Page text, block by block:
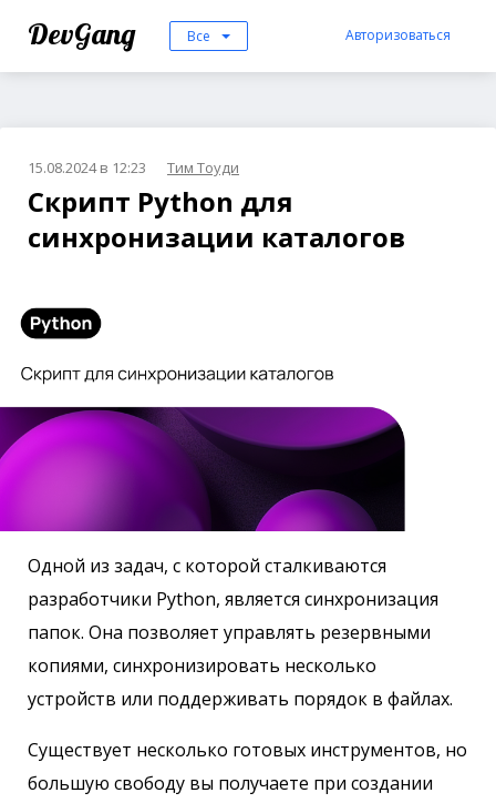
DevGang Все Авторизоваться
15.08.2024 в 12:23 Тим Тоуди
Скрипт Python для
синхронизации каталогов
Одной из задач, с которой сталкиваются
разработчики Python, является синхронизация
папок. Она позволяет управлять резервными
копиями, синхронизировать несколько
устройств или поддерживать порядок в файлах.
Существует несколько готовых инструментов, но
большую свободу вы получаете при создании